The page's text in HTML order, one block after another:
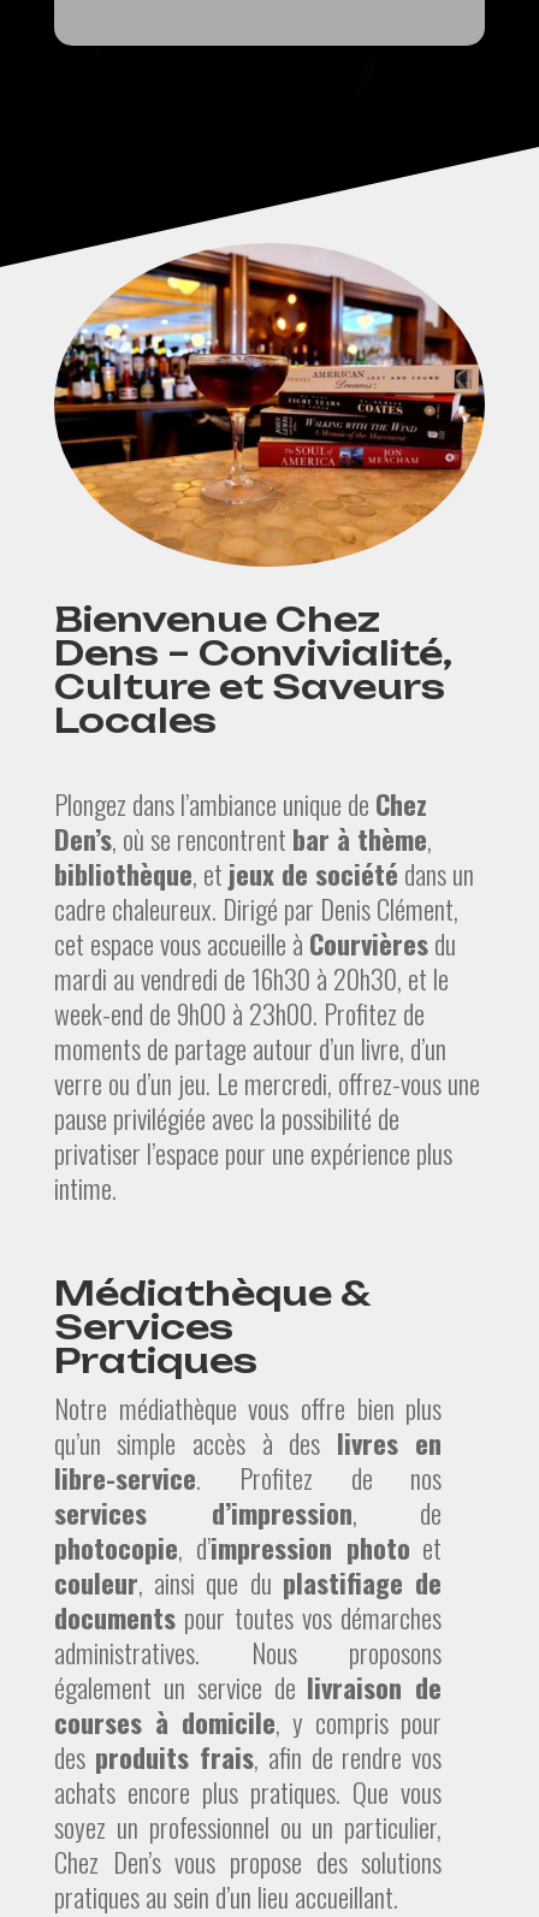
Bienvenue Chez
Dens – Convivialité,
Culture et Saveurs
Locales
Plongez dans l’ambiance unique de Chez
Den’s, où se rencontrent bar à thème,
bibliothèque, et jeux de société dans un
cadre chaleureux. Dirigé par Denis Clément,
cet espace vous accueille à Courvièresdu
mardi au vendredi de 16h30 à 20h30, et le
week-end de 9h00 à 23h00. Profitez de
moments de partage autour d’un livre, d’un
verre ou d’un jeu. Le mercredi, offrez-vous une
pause privilégiée avec la possibilité de
privatiser l’espace pour une expérience plus
intime.
Médiathèque &
Services
Pratiques
Notre médiathèque vous offre bien plus
qu’un simple accès à des livres en
libre-service. Profitez de nos
services d’impression, de
photocopie, d’impression photo et
couleur, ainsi que du plastifiage de
documentspour toutes vos démarches
administratives. Nous proposons
également un service de livraison de
courses à domicile, y compris pour
des produits frais, afin de rendre vos
achats encore plus pratiques. Que vous
soyez un professionnel ou un particulier,
Chez Den’s vous propose des solutions
pratiques au sein d’un lieu accueillant.